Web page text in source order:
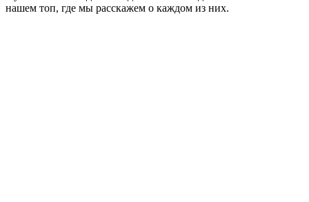
нашем топ, где мы расскажем о каждом из них.